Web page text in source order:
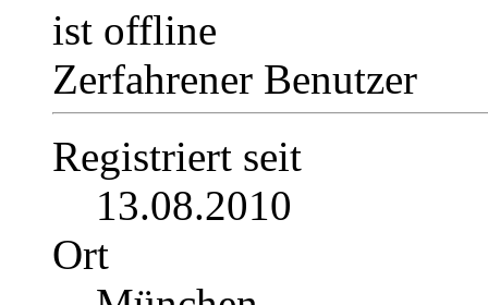
Zerfahrener Benutzer
Registriert seit
13.08.2010
Ort